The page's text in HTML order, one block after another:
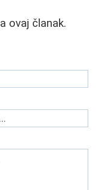
ovaj članak.